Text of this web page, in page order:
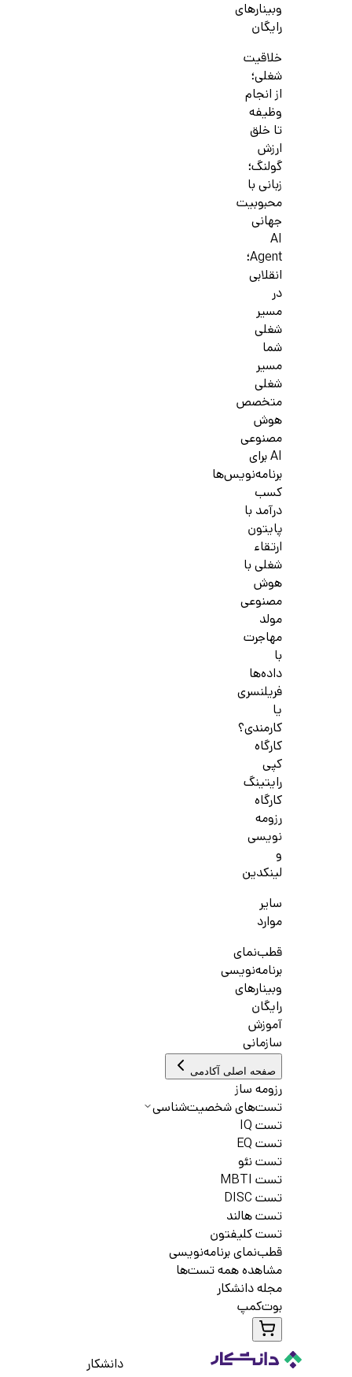
وبینارهای
رایگان
خلاقیت
شغلی؛
از انجام
وظیفه
تا خلق
ارزش
گولنگ؛
زبانی با
محبوبیت
جهانی
AI
Agent؛
انقلابی
در
مسیر
شغلی
شما
مسیر
شغلی
متخصص
هوش
مصنوعی
AI برای
برنامه‌نویس‌ها
کسب
درآمد با
پایتون
ارتقاء
شغلی با
هوش
مصنوعی
مولد
مهاجرت
با
داده‌ها
فریلنسری
یا
کارمندی؟
کارگاه
کپی
رایتینگ
کارگاه
رزومه
نویسی
و
لینکدین
سایر
موارد
قطب‌نمای
برنامه‌نویسی
وبینارهای
رایگان
آموزش
سازمانی
صفحه اصلی آکادمی
رزومه ساز
تست‌های شخصیت‌شناسی
تست IQ
تست EQ
تست نئو
تست MBTI
تست DISC
تست هالند
تست کلیفتون
قطب‌نمای برنامه‌نویسی
مشاهده همه تست‌ها
مجله دانشکار
بوت‌کمپ
دانشکار